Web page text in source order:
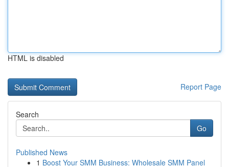
HTML is disabled
Report Page
Search
Go
Published News
1 Boost Your SMM Business: Wholesale SMM Panel